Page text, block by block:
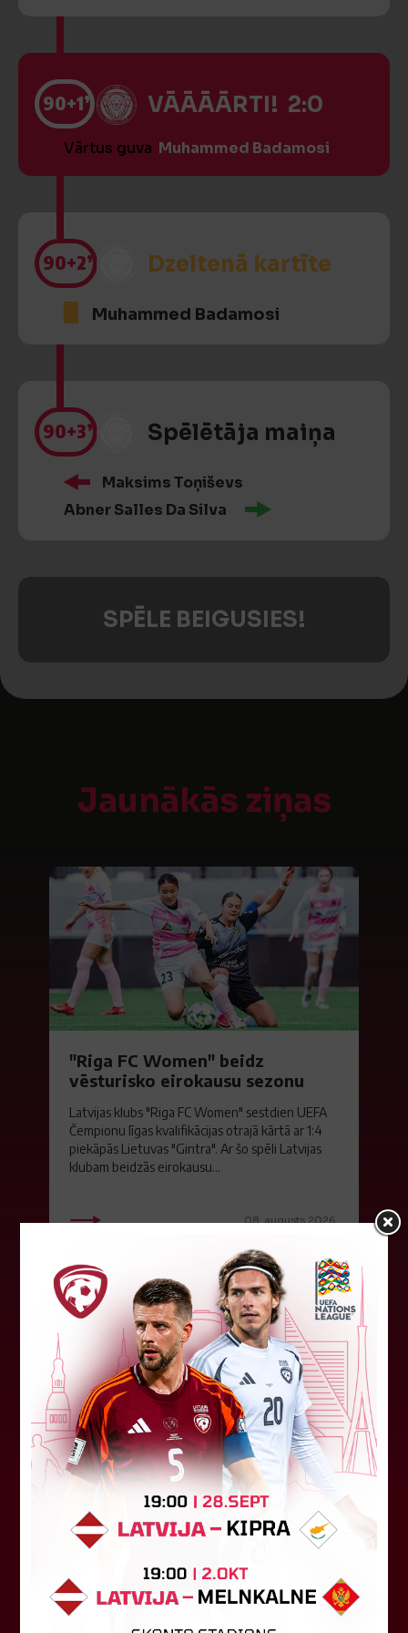
90+1’ VĀĀĀĀRTI! 2:0
Vārtus guva Muhammed Badamosi
90+2’ Dzeltenā kartīte
Muhammed Badamosi
90+3’ Spēlētāja maiņa
Maksims Toņiševs
Abner Salles Da Silva
SPĒLE BEIGUSIES!
Jaunākās ziņas
"Riga FC Women" beidz
vēsturisko eirokausu sezonu
Latvijas klubs "Riga FC Women" sestdien UEFA
Čempionu līgas kvalifikācijas otrajā kārtā ar 1:4
piekāpās Lietuvas "Gintra". Ar šo spēli Latvijas
klubam beidzās eirokausu...
08. augusts 2026.
LFF DK 6. augusta lēmumi
LFF Disciplinārlietu komitejas sēdes protokols
Nr. DK 26/-38 Rīgā, 2026. gada 6. augustā.
Piedalās:Komitejas locekļi: Jevgenija
Tverjanoviča-Bore, Raivis Grīnbergs...
07. augusts 2026.